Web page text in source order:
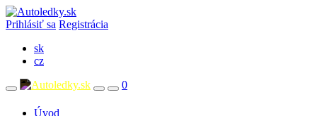
Prihlásiť sa Registrácia
sk
cz
0
Úvod